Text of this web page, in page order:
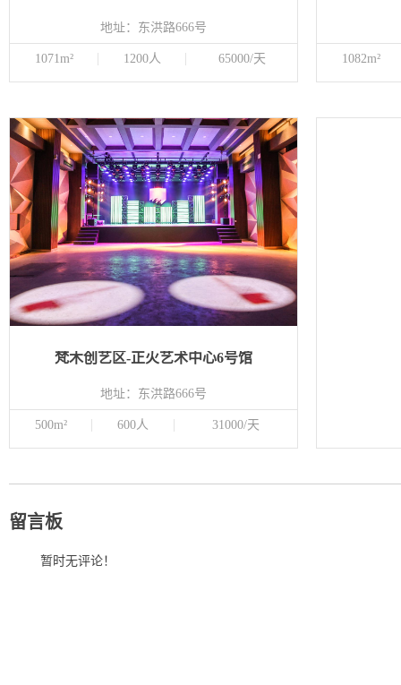
地址：东洪路666号
1071m² 1200人 65000/天 1082m²
梵木创艺区-正火艺术中心6号馆
地址：东洪路666号
500m² 600人 31000/天
留言板
暂时无评论！